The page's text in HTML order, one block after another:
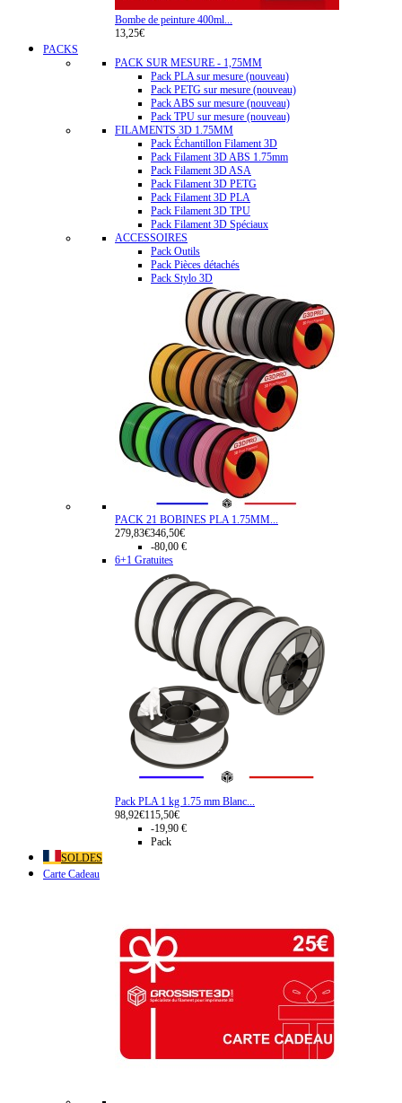
Bombe de peinture 400ml...
13,25€
PACKS
PACK SUR MESURE - 1,75MM
Pack PLA sur mesure (nouveau)
Pack PETG sur mesure (nouveau)
Pack ABS sur mesure (nouveau)
Pack TPU sur mesure (nouveau)
FILAMENTS 3D 1.75MM
Pack Échantillon Filament 3D
Pack Filament 3D ABS 1.75mm
Pack Filament 3D ASA
Pack Filament 3D PETG
Pack Filament 3D PLA
Pack Filament 3D TPU
Pack Filament 3D Spéciaux
ACCESSOIRES
Pack Outils
Pack Pièces détachés
Pack Stylo 3D
PACK 21 BOBINES PLA 1.75MM...
279,83€346,50€
-80,00 €
6+1 Gratuites
Pack PLA 1 kg 1.75 mm Blanc...
98,92€115,50€
-19,90 €
Pack
SOLDES
Carte Cadeau